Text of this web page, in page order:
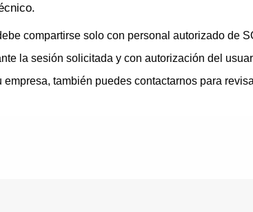
compartirse solo con personal autorizado de
la sesión solicitada y con autorización del
empresa, también puedes contactarnos para